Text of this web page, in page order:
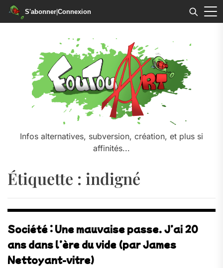
S'abonner|Connexion
Infos alternatives, subversion, création, et plus si
affinités...
Étiquette : indigné
Société : Une mauvaise passe. J’ai 20
ans dans l’ère du vide (par James
Nettoyant-vitre)